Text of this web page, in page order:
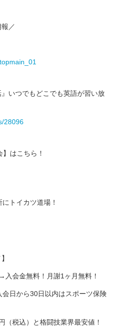
／
いつでもどこでも英語が習い放
28096
はこちら！
トイカツ道場！
会金無料！月謝1ヶ月無料！
日から30日以内はスポーツ保険
税込）と格闘技業界最安値！